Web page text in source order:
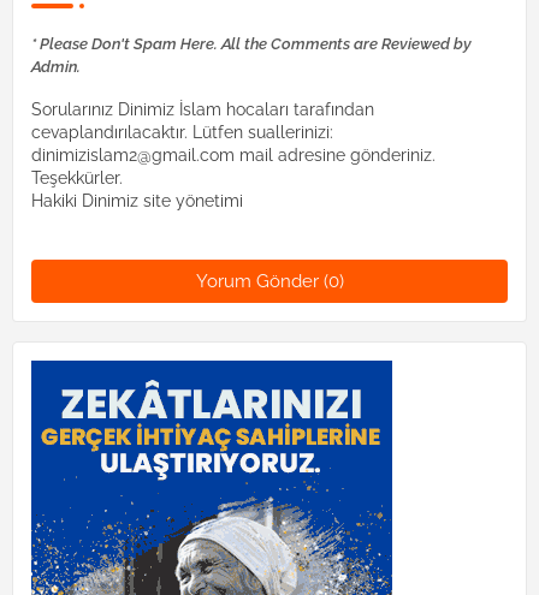
* Please Don't Spam Here. All the Comments are Reviewed by
Admin.
Sorularınız Dinimiz İslam hocaları tarafından
cevaplandırılacaktır. Lütfen suallerinizi:
dinimizislam2@gmail.com mail adresine gönderiniz.
Teşekkürler.
Hakiki Dinimiz site yönetimi
Yorum Gönder (0)